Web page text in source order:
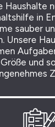
Haushalte
in
sauber
Unsere
und